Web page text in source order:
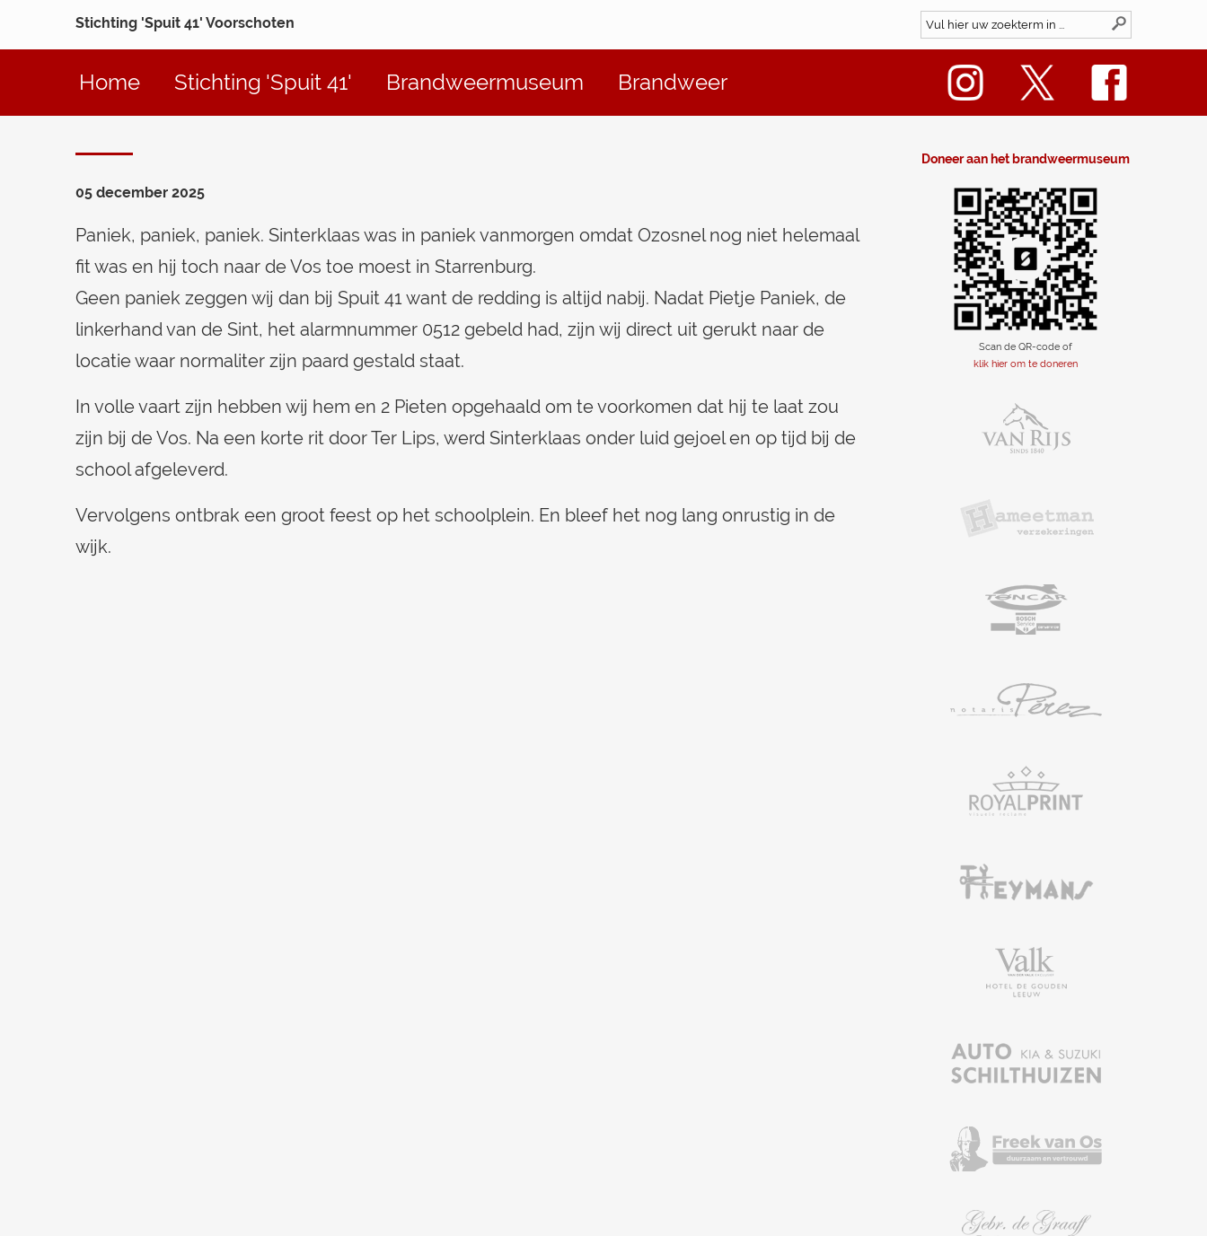
Stichting 'Spuit 41' Voorschoten
Home Stichting 'Spuit 41' Brandweermuseum Brandweer
05 december 2025
Paniek, paniek, paniek. Sinterklaas was in paniek vanmorgen omdat Ozosnel nog niet helemaal
fit was en hij toch naar de Vos toe moest in Starrenburg.
Geen paniek zeggen wij dan bij Spuit 41 want de redding is altijd nabij. Nadat Pietje Paniek, de
linkerhand van de Sint, het alarmnummer 0512 gebeld had, zijn wij direct uit gerukt naar de
locatie waar normaliter zijn paard gestald staat.
In volle vaart zijn hebben wij hem en 2 Pieten opgehaald om te voorkomen dat hij te laat zou
zijn bij de Vos. Na een korte rit door Ter Lips, werd Sinterklaas onder luid gejoel en op tijd bij de
school afgeleverd.
Vervolgens ontbrak een groot feest op het schoolplein. En bleef het nog lang onrustig in de
wijk.
Doneer aan het brandweermuseum
Scan de QR-code of
klik hier om te doneren